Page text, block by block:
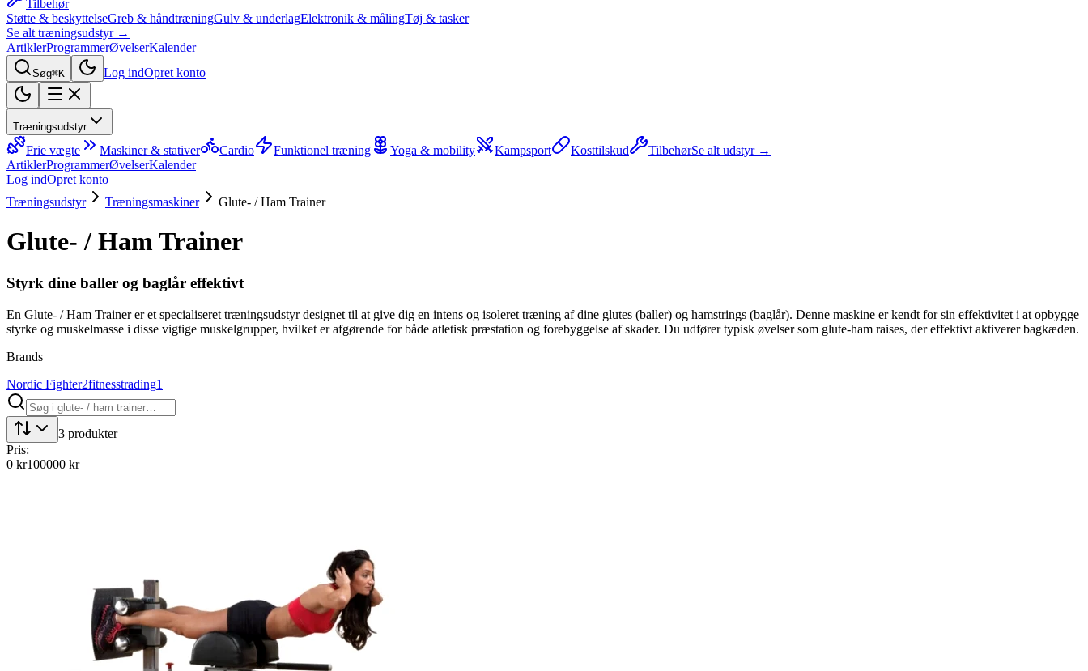
Tilbehør
Støtte & beskyttelseGreb & håndtræningGulv & underlagElektronik & målingTøj & tasker
Se alt træningsudstyr →
ArtiklerProgrammerØvelserKalender
Søg⌘K Log indOpret konto
Træningsudstyr
Frie vægte Maskiner & stativer Cardio Funktionel træning Yoga & mobility Kampsport Kosttilskud TilbehørSe alt udstyr →
ArtiklerProgrammerØvelserKalender
Log indOpret konto
Træningsudstyr
Træningsmaskiner Glute- / Ham Trainer
Glute- / Ham Trainer
Styrk dine baller og baglår effektivt
En Glute- / Ham Trainer er et specialiseret træningsudstyr designet til at give dig en intens og isoleret træning af dine glutes (baller) og hamstrings (baglår). Denne maskine er kendt for sin effektivitet i at opbygge
styrke og muskelmasse i disse vigtige muskelgrupper, hvilket er afgørende for både atletisk præstation og forebyggelse af skader. Du udfører typisk øvelser som glute-ham raises, der effektivt aktiverer bagkæden.
Brands
Nordic Fighter2fitnesstrading1
3 produkter
Pris:
0 kr100000 kr